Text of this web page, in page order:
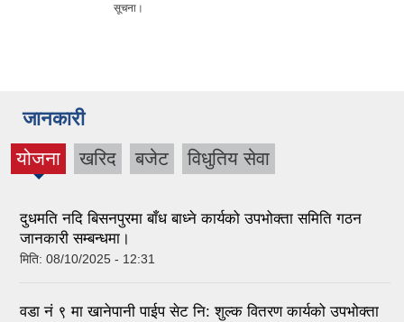
सूचना।
जानकारी
योजना
(active
खरिद बजेट विधुतिय सेवा
दुधमति नदि बिसनपुरमा बाँध बाध्ने कार्यको उपभोक्ता समिति गठन
जानकारी सम्बन्धमा।
मिति: 08/10/2025 - 12:31
वडा नं ९ मा खानेपानी पाईप सेट नि: शुल्क वितरण कार्यको उपभोक्ता